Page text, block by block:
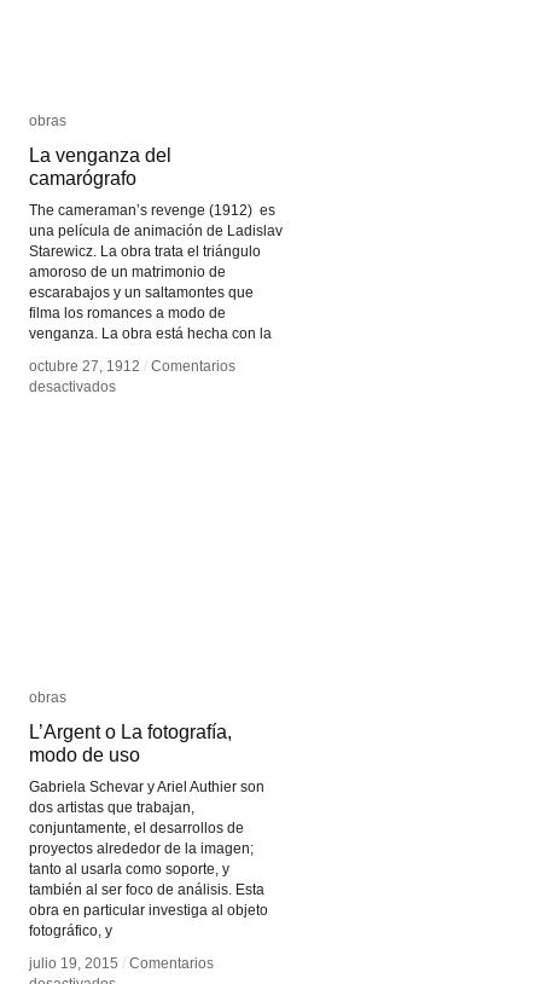
obras
La venganza del
camarógrafo
The cameraman’s revenge (1912) es
una película de animación de Ladislav
Starewicz. La obra trata el triángulo
amoroso de un matrimonio de
escarabajos y un saltamontes que
filma los romances a modo de
venganza. La obra está hecha con la
octubre 27, 1912 / Comentarios
desactivadosen
obras
La venganza del
camarógrafo
octubre 27, 1912 / Comentarios
desactivadosen
obras
L’Argent o La fotografía,
modo de uso
Gabriela Schevar y Ariel Authier son
dos artistas que trabajan,
conjuntamente, el desarrollos de
proyectos alrededor de la imagen;
tanto al usarla como soporte, y
también al ser foco de análisis. Esta
obra en particular investiga al objeto
fotográfico, y
julio 19, 2015 / Comentarios
obras
L’Argent o La fotografía,
modo de uso
julio 19, 2015 / Comentarios